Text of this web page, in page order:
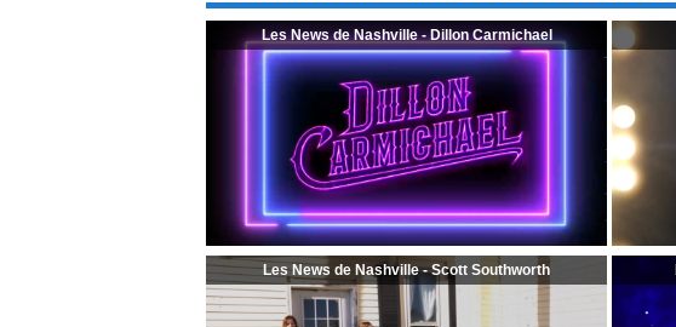
Les News de Nashville - Dillon Carmichael
Les News de Nashville - Scott Southworth